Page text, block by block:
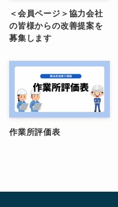
＜会員ページ＞協力会社
の皆様からの改善提案を
募集します
作業所評価表